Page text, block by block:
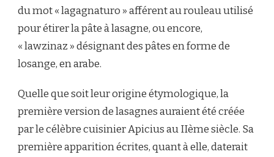
du mot « lagagnaturo » afférent au rouleau utilisé
pour étirer la pâte à lasagne, ou encore,
« lawzinaz » désignant des pâtes en forme de
losange, en arabe.
Quelle que soit leur origine étymologique, la
première version de lasagnes auraient été créée
par le célèbre cuisinier Apicius au IIème siècle. Sa
première apparition écrites, quant à elle, daterait